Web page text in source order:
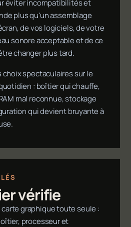
éviter incompatibilités et
plus qu'un assemblage
de vos logiciels, de votre
sonore acceptable et de ce
changer plus tard.
spectaculaires sur le
: boîtier qui chauffe,
mal reconnue, stockage
qui devient bruyante à
vérifie
graphique toute seule :
processeur et